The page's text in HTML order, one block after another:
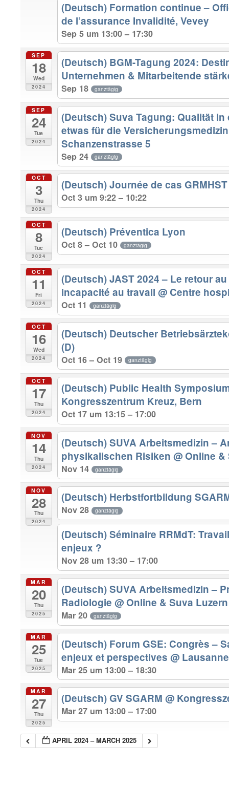
(Deutsch) Formation continue –
de l’assurance Invalidité, Vevey
Sep 5 um 13:00 – 17:30
SEP
18
Wed
2024
(Deutsch) BGM-Tagung 2024:
Unternehmen & Mitarbeitende
Sep 18 ganztägig
SEP
24
Tue
2024
(Deutsch) Suva Tagung: Qualität
etwas für die
Schanzenstrasse 5
Sep 24 ganztägig
OCT
3
Thu
2024
(Deutsch) Journée de cas GRMHST
Oct 3 um 9:22 – 10:22
OCT
8
Tue
2024
(Deutsch) Préventica Lyon
Oct 8 – Oct 10 ganztägig
OCT
11
Fri
2024
(Deutsch) JAST 2024 – Le retour
incapacité au travail@ Centre
Oct 11 ganztägig
OCT
16
Wed
2024
(Deutsch) Deutscher
(D)
Oct 16 – Oct 19 ganztägig
OCT
17
Thu
2024
(Deutsch) Public Health
Kongresszentrum Kreuz, Bern
Oct 17 um 13:15 – 17:00
NOV
14
Thu
2024
(Deutsch) SUVA Arbeitsmedizin –
physikalischen Risiken@ Online
Nov 14 ganztägig
NOV
28
Thu
2024
(Deutsch) Herbstfortbildung
Nov 28 ganztägig
(Deutsch) Séminaire RRMdT:
enjeux ?
Nov 28 um 13:30 – 17:00
MAR
20
Thu
2025
(Deutsch) SUVA Arbeitsmedizin –
Radiologie@ Online & Suva Luzern
Mar 20 ganztägig
MAR
25
Tue
2025
(Deutsch) Forum GSE: Congrès –
enjeux et perspectives@ Lausanne
Mar 25 um 13:00 – 18:30
MAR
27
Thu
2025
(Deutsch) GV SGARM@
Mar 27 um 13:00 – 17:00
APRIL 2024 – MARCH 2025